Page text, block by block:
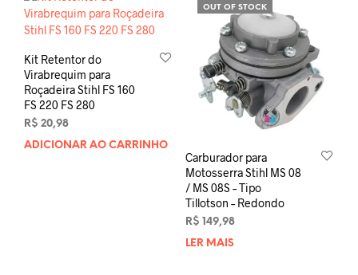
Kit Retentor do
Virabrequim para
Roçadeira Stihl FS 160
FS 220 FS 280
R$ 20,98
ADICIONAR AO CARRINHO
OUT OF STOCK
Carburador para
Motosserra Stihl MS 08
/ MS 08S – Tipo
Tillotson – Redondo
R$ 149,98
LER MAIS